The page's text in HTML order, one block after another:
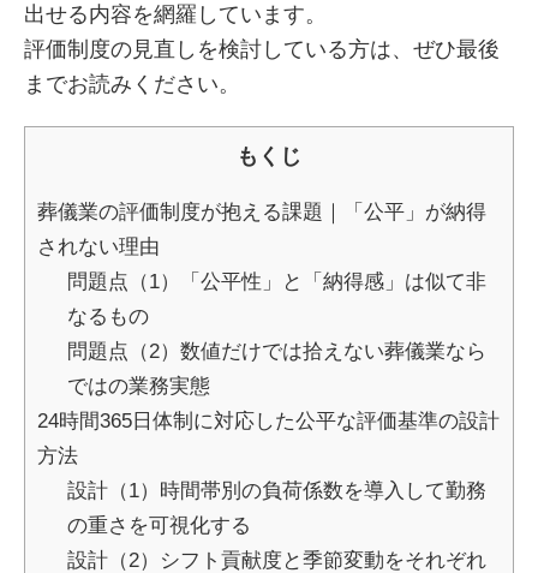
出せる内容を網羅しています。
評価制度の見直しを検討している方は、ぜひ最後
までお読みください。
もくじ
葬儀業の評価制度が抱える課題｜「公平」が納得
されない理由
問題点（1）「公平性」と「納得感」は似て非
なるもの
問題点（2）数値だけでは拾えない葬儀業なら
ではの業務実態
24時間365日体制に対応した公平な評価基準の設計
方法
設計（1）時間帯別の負荷係数を導入して勤務
の重さを可視化する
設計（2）シフト貢献度と季節変動をそれぞれ